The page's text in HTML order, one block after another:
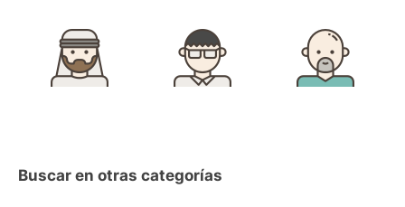
Buscar en otras categorías